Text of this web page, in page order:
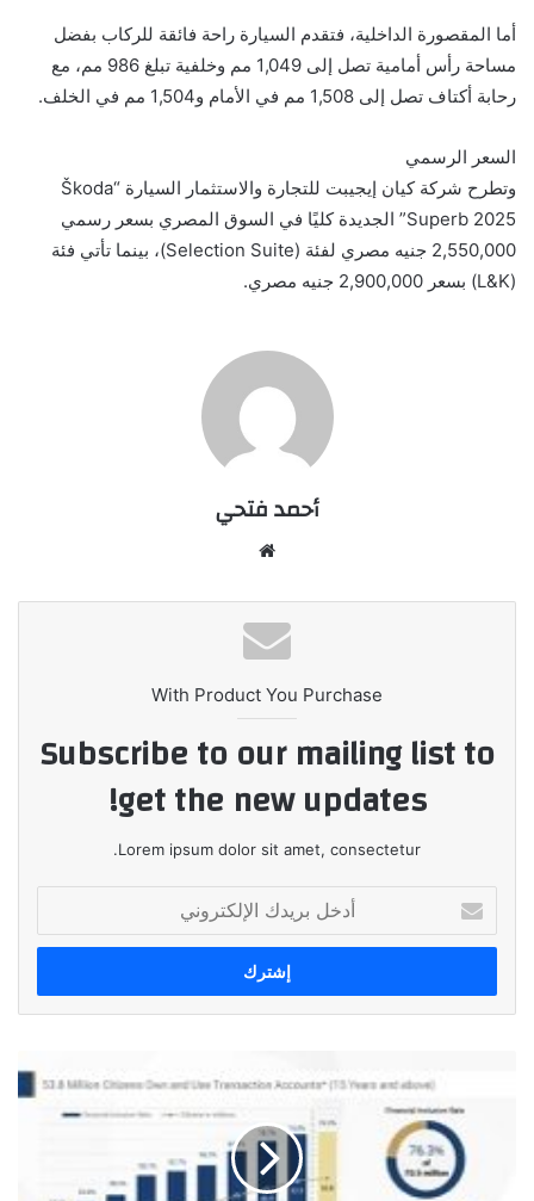
أما المقصورة الداخلية، فتقدم السيارة راحة فائقة للركاب بفضل
مساحة رأس أمامية تصل إلى 1,049 مم وخلفية تبلغ 986 مم، مع
رحابة أكتاف تصل إلى 1,508 مم في الأمام و1,504 مم في الخلف.
السعر الرسمي
وتطرح شركة كيان إيجيبت للتجارة والاستثمار السيارة “Škoda
Superb 2025” الجديدة كليًا في السوق المصري بسعر رسمي
2,550,000 جنيه مصري لفئة (Selection Suite)، بينما تأتي فئة
(L&K) بسعر 2,900,000 جنيه مصري.
أحمد فتحي
With Product You Purchase
Subscribe to our mailing list to
get the new updates!
Lorem ipsum dolor sit amet, consectetur.
بريدك
الإلكتروني
المصري: